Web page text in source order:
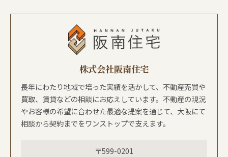
株式会社阪南住宅
長年にわたり地域で培った実績を活かして、不動産売買や
買取、賃貸などの相談にお応えしています。不動産の現況
やお客様の希望に合わせた最適な提案を通じて、大阪にて
相談から契約までをワンストップで支えます。
〒599-0201